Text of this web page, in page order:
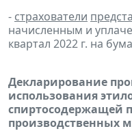
- страхователи
начисленным и
квартал 2022 г. на
Декларирование
использования
спиртосодержащей
производственных